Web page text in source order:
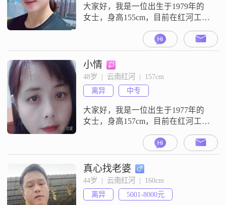
他人。在生活中，我独立自信，能
够
大家好，我是一位出生于1979年的
女士，身高155cm，目前在红河工
作。我的月收入在3001到5000元之
间，学历是中专。我性格独立自
信，真诚可靠，始终把家庭放在第
一位。我追求的是稳定安逸的生
活，希望找到一个能够互相尊重、
真诚沟通的伴侣。在生活中，我注
重家庭的和谐与幸福，认为家庭成
员之间的支持和理解是最重要的。
我愿意为
小情
48岁  |  云南红河  |  157cm
离异
中专
大家好，我是一位出生于1977年的
女士，身高157cm，目前在红河工作
元之间，学历是中专##3002##我性
格温柔体贴，善解人意，总是希望
能理解他人的感受和需求##3002##
在生活中，我是开朗爱笑的人，喜
欢用笑容来传递温暖和快乐
##3002##我也是一个独立自信的女
真心找老婆
44岁  |  云南红河  |  160cm
离异
5001-8000元